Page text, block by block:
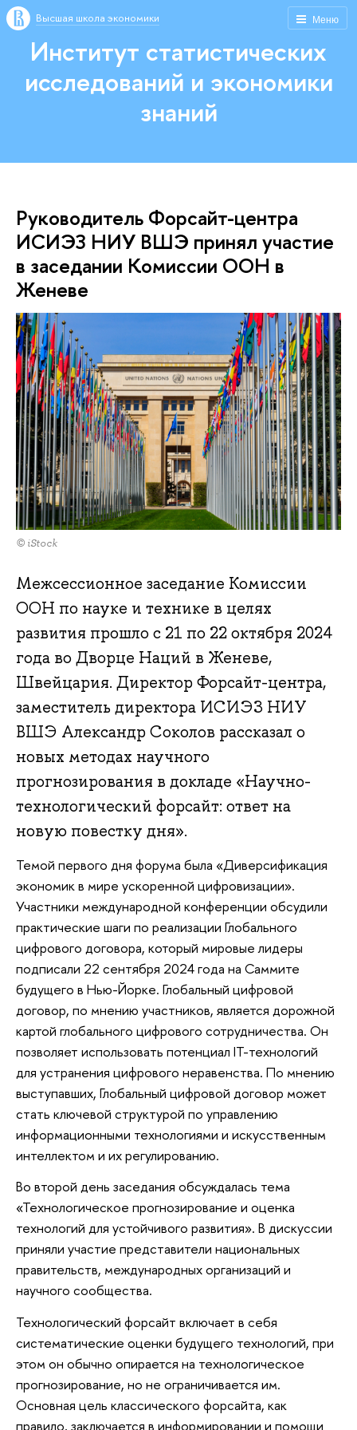
Меню
Высшая школа экономики
Институт статистических
исследований и экономики
знаний
Руководитель Форсайт-центра
ИСИЭЗ НИУ ВШЭ принял участие
в заседании Комиссии ООН в
Женеве
© iStock
Межсессионное заседание Комиссии
ООН по науке и технике в целях
развития прошло с 21 по 22 октября 2024
года во Дворце Наций в Женеве,
Швейцария. Директор Форсайт-центра,
заместитель директора ИСИЭЗ НИУ
ВШЭ Александр Соколов рассказал о
новых методах научного
прогнозирования в докладе «Научно-
технологический форсайт: ответ на
новую повестку дня».
Темой первого дня форума была «Диверсификация
экономик в мире ускоренной цифровизации».
Участники международной конференции обсудили
практические шаги по реализации Глобального
цифрового договора, который мировые лидеры
подписали 22 сентября 2024 года на Саммите
будущего в Нью-Йорке. Глобальный цифровой
договор, по мнению участников, является дорожной
картой глобального цифрового сотрудничества. Он
позволяет использовать потенциал IT-технологий
для устранения цифрового неравенства. По мнению
выступавших, Глобальный цифровой договор может
стать ключевой структурой по управлению
информационными технологиями и искусственным
интеллектом и их регулированию.
Во второй день заседания обсуждалась тема
«Технологическое прогнозирование и оценка
технологий для устойчивого развития». В дискуссии
приняли участие представители национальных
правительств, международных организаций и
научного сообщества.
Технологический форсайт включает в себя
систематические оценки будущего технологий, при
этом он обычно опирается на технологическое
прогнозирование, но не ограничивается им.
Основная цель классического форсайта, как
правило, заключается в информировании и помощи